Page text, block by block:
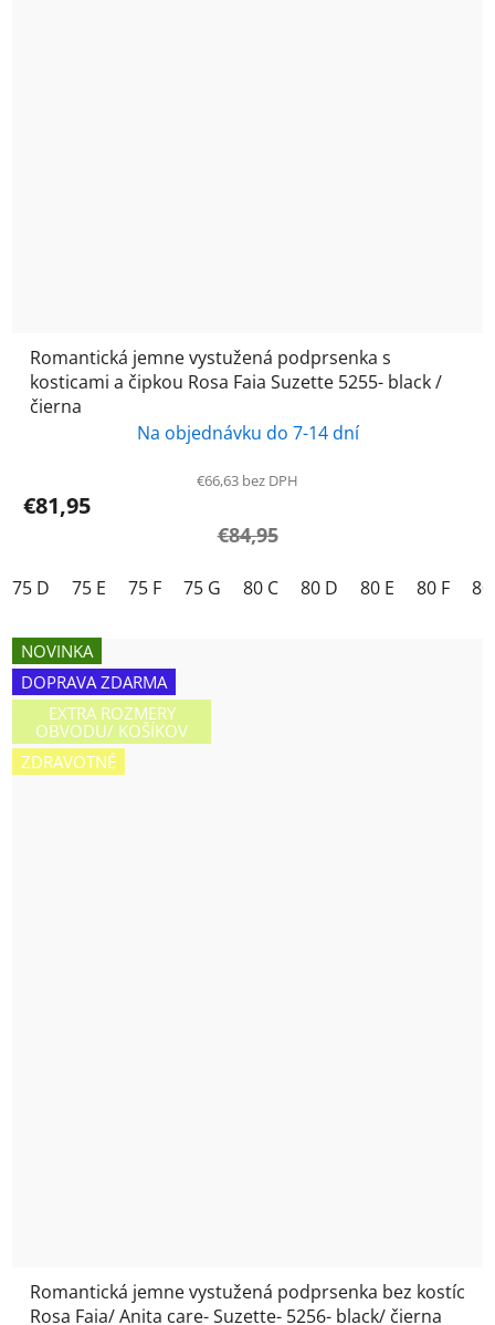
Romantická jemne vystužená podprsenka s
kosticami a čipkou Rosa Faia Suzette 5255- black /
čierna
Na objednávku do 7-14 dní
€66,63 bez DPH
€81,95
€84,95
75 D 75 E 75 F 75 G 80 C 80 D 80 E 80 F
NOVINKA
DOPRAVA ZDARMA
EXTRA ROZMERY
OBVODU/ KOŠÍKOV
ZDRAVOTNÉ
Romantická jemne vystužená podprsenka bez kostíc
Rosa Faia/ Anita care- Suzette- 5256- black/ čierna